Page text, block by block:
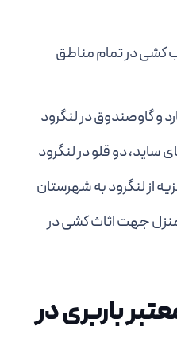
کشی در تمام مناطق
و گاوصندوق در لنگرود
ساید، دو قلو در لنگرود
از لنگرود به شهرستان
جهت اثاث کشی در
باربری در